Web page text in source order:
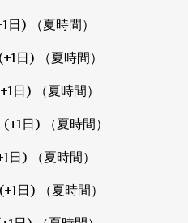
日)
（夏時間）
(+1日)
（夏時間）
日)
（夏時間）
(+1日)
（夏時間）
日)
（夏時間）
(+1日)
（夏時間）